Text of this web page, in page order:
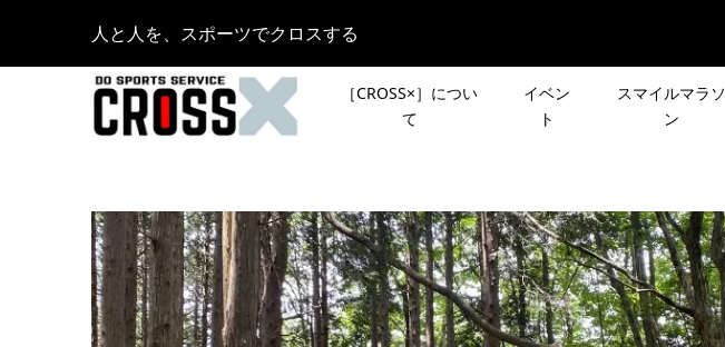
人と人を、スポーツでクロスする
［CROSS×］につい
て
イベン
ト
スマイルマラソ
ン
手に学ぶ「ワンランク上のス
キルアップ講座」参加者募...
2022.03.08
12月26日(日)［CROSS×忘年
会］で1年の締めくくり！